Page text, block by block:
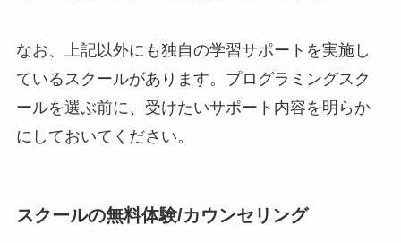
なお、上記以外にも独自の学習サポートを実施し
ているスクールがあります。プログラミングスク
ールを選ぶ前に、受けたいサポート内容を明らか
にしておいてください。
スクールの無料体験/カウンセリング